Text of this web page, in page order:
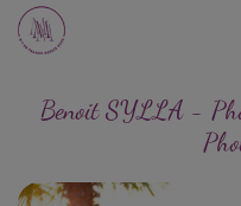
Benoit SYLLA -